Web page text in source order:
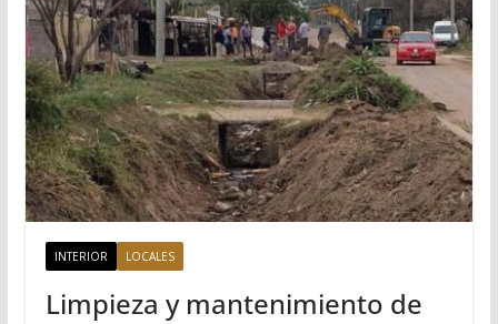
INTERIOR LOCALES
Limpieza y mantenimiento de